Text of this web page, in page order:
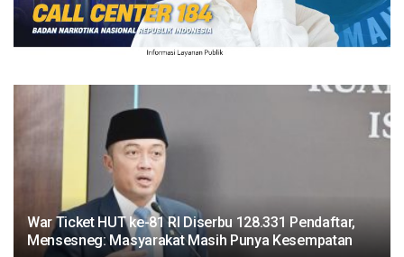
War Ticket HUT ke-81 RI Diserbu 128.331 Pendaftar,
Mensesneg: Masyarakat Masih Punya Kesempatan